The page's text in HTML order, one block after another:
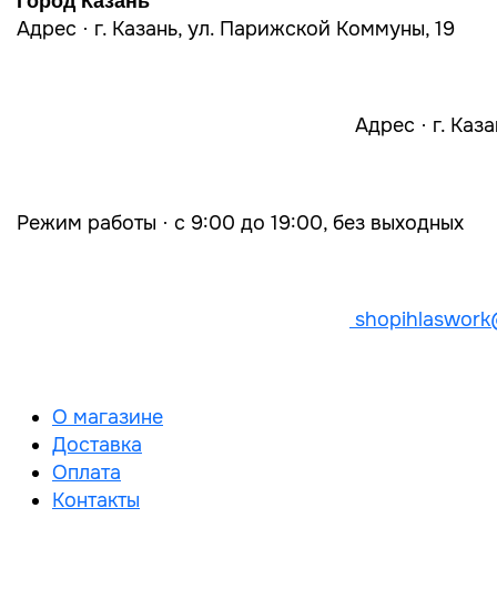
Адрес · г. Казань, ул. Парижской Коммуны, 19
Адрес · г.
Режим работы · с 9:00 до 19:00, без выходных
О магазине
Доставка
Оплата
Контакты